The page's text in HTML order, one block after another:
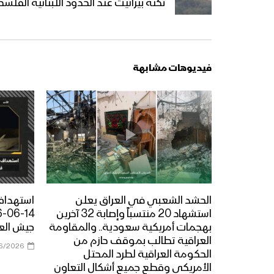
ثكنة بيرانيت عند الحدود اللبنانية
فيديوهات مشابهة
الحشد الشعبي في العراق يعلن
استشهاد 20 منتسباً وإصابة 32 آخرين
بهجمات أمريكية سعودية.. والمقاومة
العراقية تطالب بموقف حازم من
الحكومة العراقية لطرد المحتل
الأمريكي وقطع جميع أشكال التعاون
جيش
2026